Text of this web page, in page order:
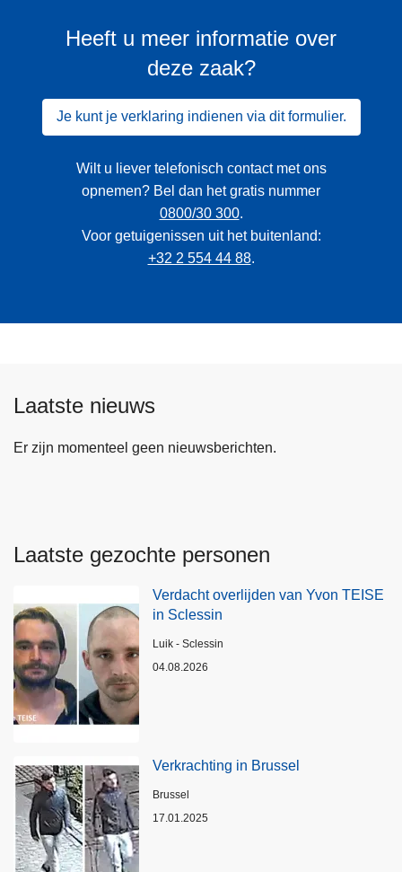
Heeft u meer informatie over
deze zaak?
Je kunt je verklaring indienen via dit formulier.
Wilt u liever telefonisch contact met ons
opnemen? Bel dan het gratis nummer
0800/30 300.
Voor getuigenissen uit het buitenland:
+32 2 554 44 88.
Laatste nieuws
Er zijn momenteel geen nieuwsberichten.
Laatste gezochte personen
Verdacht overlijden van Yvon TEISE
in Sclessin
Plaats
Luik - Sclessin
04.08.2026
Verkrachting in Brussel
Plaats
Brussel
17.01.2025